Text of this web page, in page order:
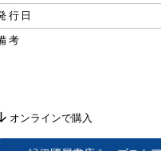
行日
考
オンラインで購入